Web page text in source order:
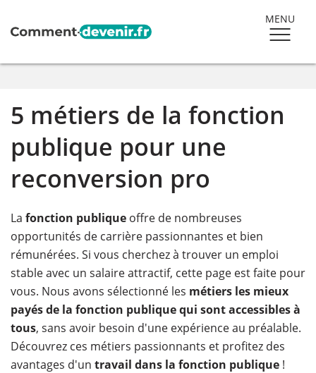
MENU
5 métiers de la fonction
publique pour une
reconversion pro
La fonction publique offre de nombreuses
opportunités de carrière passionnantes et bien
rémunérées. Si vous cherchez à trouver un emploi
stable avec un salaire attractif, cette page est faite pour
vous. Nous avons sélectionné les métiers les mieux
payés de la fonction publique qui sont accessibles à
tous, sans avoir besoin d'une expérience au préalable.
Découvrez ces métiers passionnants et profitez des
avantages d'un travail dans la fonction publique !